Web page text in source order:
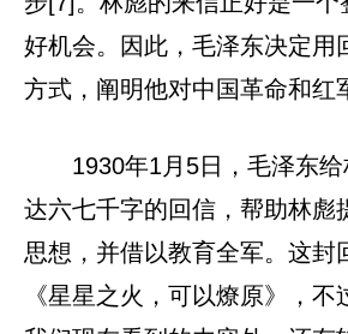
好机会。因此，毛泽东决定用
方式，阐明他对中国革命和红
1930年1月5日，毛泽东
达六七千字的回信，帮助林彪
思想，并借以教育全军。这封
《星星之火，可以燎原》，不